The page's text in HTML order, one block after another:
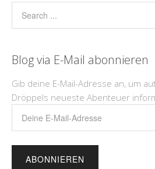
Blog via E-Mail abonnieren
Gib deine E-Mail-Adresse an, um
Dröppels neueste Abenteuer
Adresse